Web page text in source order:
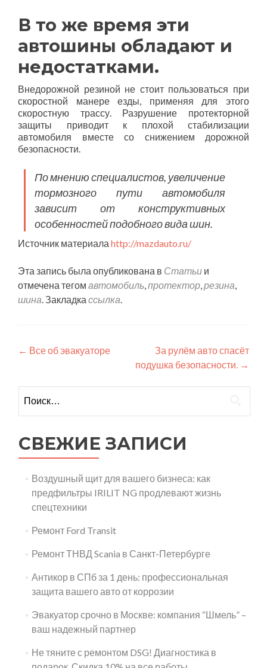
В то же время эти
автошины обладают и
недостатками.
Внедорожной резиной не стоит пользоваться при
скоростной манере езды, применяя для этого
скоростную трассу. Разрушение протекторной
защиты приводит к плохой стабилизации
автомобиля вместе со снижением дорожной
безопасности.
По мнению специалистов, увеличение
тормозного пути автомобиля
зависит от конструктивных
особенностей подобного вида шин.
Источник материала http://mazdauto.ru/
Эта запись была опубликована в Статьи и
отмечена тегом автомобиль,протектор,резина,
шина. Закладка ссылка.
Навигация
записям
← Все об эвакуаторе
За рулём авто спасёт
подушка безопасности. →
СВЕЖИЕ ЗАПИСИ
Воздушный щит для вашего бизнеса: как
предфильтры IRILIT NG продлевают жизнь
спецтехники
Ремонт Ford Transit
Ремонт ТНВД Scania в Санкт-Петербурге
Антикор в СПб за 1 день: профессиональная
защита вашего авто от коррозии
Эвакуатор срочно в Москве: компания “Шмель” –
ваш надежный партнер
Не тяните с ремонтом DSG! Диагностика в